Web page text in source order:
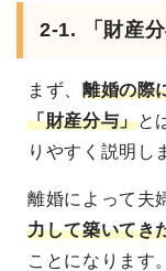
2-1. 「財産
まず、 離婚の際
「財産分与」と
りやすく説明し
離婚によって夫
力して築いてき
ことになります